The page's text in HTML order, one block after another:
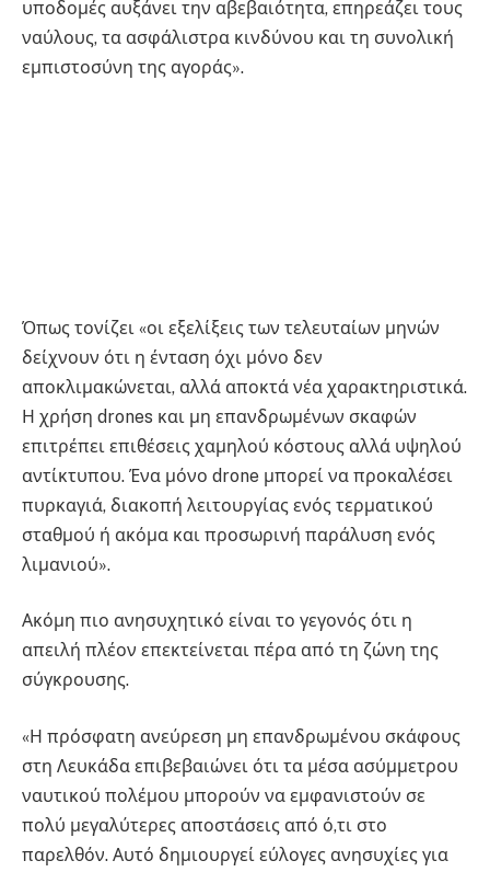
υποδομές αυξάνει την αβεβαιότητα, επηρεάζει τους
ναύλους, τα ασφάλιστρα κινδύνου και τη συνολική
εμπιστοσύνη της αγοράς».
Όπως τονίζει «οι εξελίξεις των τελευταίων μηνών
δείχνουν ότι η ένταση όχι μόνο δεν
αποκλιμακώνεται, αλλά αποκτά νέα χαρακτηριστικά.
Η χρήση drones και μη επανδρωμένων σκαφών
επιτρέπει επιθέσεις χαμηλού κόστους αλλά υψηλού
αντίκτυπου. Ένα μόνο drone μπορεί να προκαλέσει
πυρκαγιά, διακοπή λειτουργίας ενός τερματικού
σταθμού ή ακόμα και προσωρινή παράλυση ενός
λιμανιού».
Ακόμη πιο ανησυχητικό είναι το γεγονός ότι η
απειλή πλέον επεκτείνεται πέρα από τη ζώνη της
σύγκρουσης.
«Η πρόσφατη ανεύρεση μη επανδρωμένου σκάφους
στη Λευκάδα επιβεβαιώνει ότι τα μέσα ασύμμετρου
ναυτικού πολέμου μπορούν να εμφανιστούν σε
πολύ μεγαλύτερες αποστάσεις από ό,τι στο
παρελθόν. Αυτό δημιουργεί εύλογες ανησυχίες για